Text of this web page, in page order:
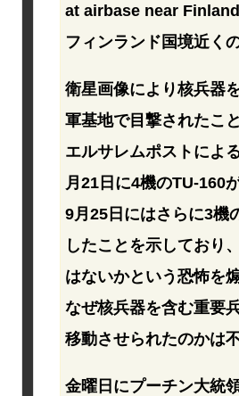
at airbase near
フィンランド国境近く
衛星画像により核兵器
軍基地で目撃されたこ
エルサレムポストによ
月21日に4機のTU-160
9月25日にはさらに3機
したことを示しており
はないかという恐怖を
なぜ核兵器を含む重要
移動させられたのかは不
金曜日にプーチン大統